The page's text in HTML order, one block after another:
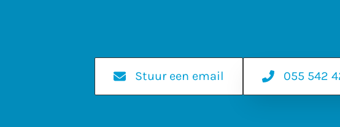
Stuur een email 055 542